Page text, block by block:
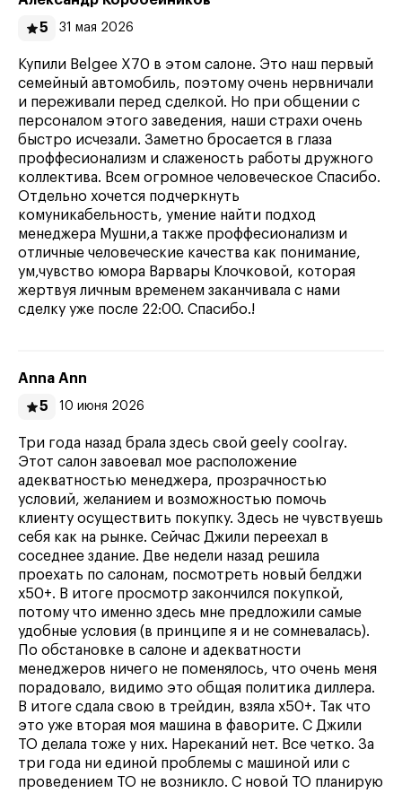
5
31 мая 2026
Купили Belgee X70 в этом салоне. Это наш первый
семейный автомобиль, поэтому очень нервничали
и переживали перед сделкой. Но при общении с
персоналом этого заведения, наши страхи очень
быстро исчезали. Заметно бросается в глаза
проффесионализм и слаженость работы дружного
коллектива. Всем огромное человеческое Спасибо.
Отдельно хочется подчеркнуть
комуникабельность, умение найти подход
менеджера Мушни,а также проффесионализм и
отличные человеческие качества как понимание,
ум,чувство юмора Варвары Клочковой, которая
жертвуя личным временем заканчивала с нами
сделку уже после 22:00. Спасибо.!
Anna Ann
5
10 июня 2026
Три года назад брала здесь свой geely coolray.
Этот салон завоевал мое расположение
адекватностью менеджера, прозрачностью
условий, желанием и возможностью помочь
клиенту осуществить покупку. Здесь не чувствуешь
себя как на рынке. Сейчас Джили переехал в
соседнее здание. Две недели назад решила
проехать по салонам, посмотреть новый белджи
х50+. В итоге просмотр закончился покупкой,
потому что именно здесь мне предложили самые
удобные условия (в принципе я и не сомневалась).
По обстановке в салоне и адекватности
менеджеров ничего не поменялось, что очень меня
порадовало, видимо это общая политика диллера.
В итоге сдала свою в трейдин, взяла х50+. Так что
это уже вторая моя машина в фаворите. С Джили
ТО делала тоже у них. Нареканий нет. Все четко. За
три года ни единой проблемы с машиной или с
проведением ТО не возникло. С новой ТО планирую